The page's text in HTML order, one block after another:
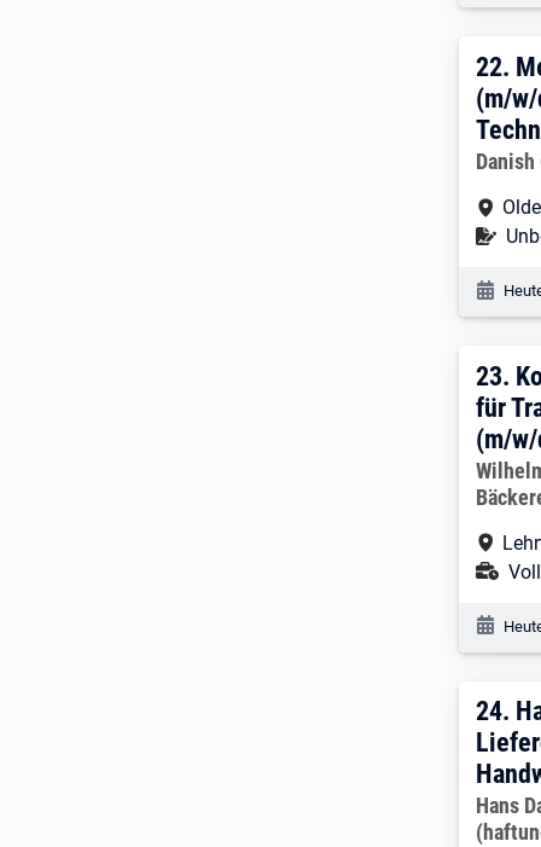
22.
22.
(m/
Danish
23.
23.
für
(m/
24.
24.
Hans